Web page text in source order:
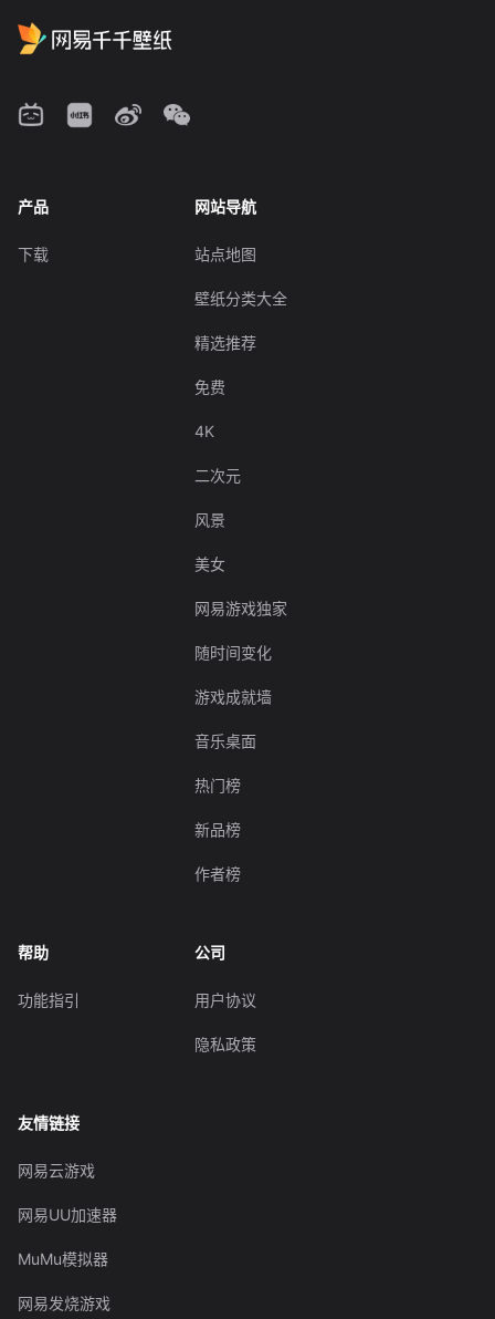
产品
下载
网站导航
站点地图
壁纸分类大全
精选推荐
免费
4K
二次元
风景
美女
网易游戏独家
随时间变化
游戏成就墙
音乐桌面
热门榜
新品榜
作者榜
帮助
功能指引
公司
用户协议
隐私政策
友情链接
网易云游戏
网易UU加速器
MuMu模拟器
网易发烧游戏